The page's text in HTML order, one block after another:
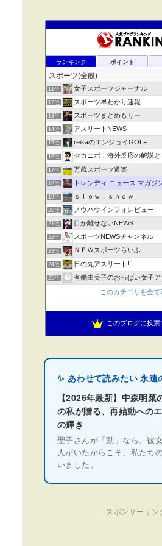
ランキング ポイント
11位 女子スポーツジャーナル
12位 スポーツ早わかり速報
13位 スポーツまとめもりー
14位 アスリートNEWS
15位 reikaのエンジョイGOLF
16位 セカニポ！海外反応の解説
17位 万歳スポーツ道楽
18位 トレンディ ニュース マガジ
19位 ｓｌｏｗ，ｓｎｏｗ
20位 ノウハウインフォレビュー
21位 目が離せないNEWS
22位 スポーツNEWSチャンネル
23位 ＮＥＷスポーツらいふ
24位 日の丸アスリート!
25位 有働由美子のおっぱい女子ア
このカテゴリを全て
このブログに投票
✨ あわせて読みたい 永遠
【2026年最新】中森明菜
の私が贈る、再始動への
の輝き
聖子さんが「動」なら、彼
人がいたからこそ、私たち
いました。
スポンサーリン